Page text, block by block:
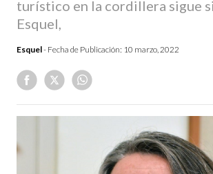
turístico en la cordillera sigue
Esquel,
Esquel- Fecha de Publicación: 10 marzo, 2022